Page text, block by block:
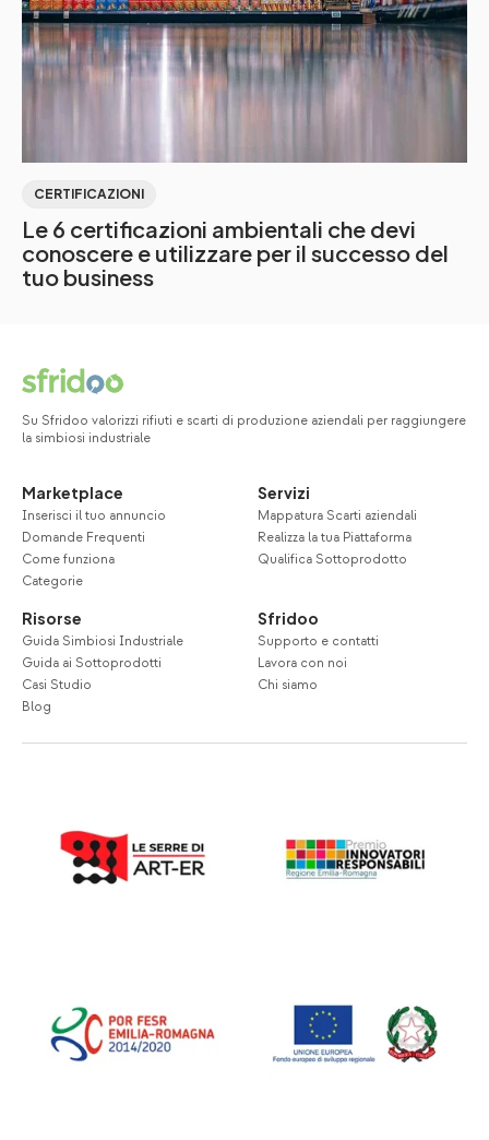
CERTIFICAZIONI
Le 6 certificazioni ambientali che devi
conoscere e utilizzare per il successo del
tuo business
Su Sfridoo valorizzi rifiuti e scarti di produzione aziendali per raggiungere
la simbiosi industriale
Marketplace
Inserisci il tuo annuncio
Domande Frequenti
Come funziona
Categorie
Servizi
Mappatura Scarti aziendali
Realizza la tua Piattaforma
Qualifica Sottoprodotto
Risorse
Guida Simbiosi Industriale
Guida ai Sottoprodotti
Casi Studio
Blog
Sfridoo
Supporto e contatti
Lavora con noi
Chi siamo